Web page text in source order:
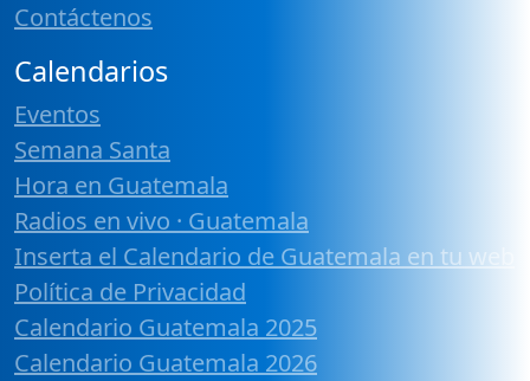
Contáctenos
Calendarios
Eventos
Semana Santa
Hora en Guatemala
Radios en vivo · Guatemala
Inserta el Calendario de Guatemala en tu web
Política de Privacidad
Calendario Guatemala 2025
Calendario Guatemala 2026